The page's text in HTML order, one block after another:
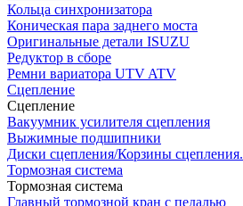
Кольца синхронизатора
Коническая пара заднего моста
Оригинальные детали ISUZU
Редуктор в сборе
Ремни вариатора UTV ATV
Сцепление
Сцепление
Вакуумник усилителя сцепления
Выжимные подшипники
Диски сцепления/Корзины сцепления.
Тормозная система
Тормозная система
Главный тормозной кран с педалью